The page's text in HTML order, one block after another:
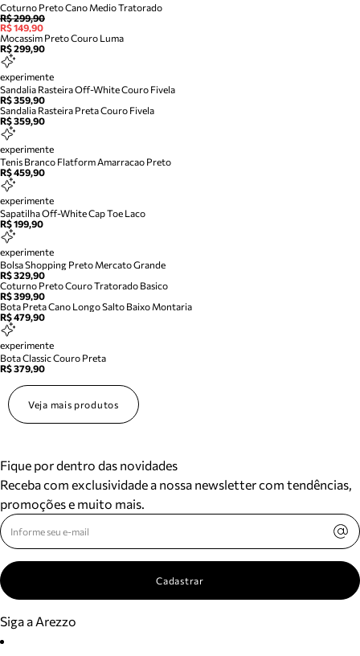
Coturno Preto Cano Medio Tratorado
R$ 299,90
R$ 149,90
Mocassim Preto Couro Luma
R$ 299,90
experimente
Sandalia Rasteira Off-White Couro Fivela
R$ 359,90
Sandalia Rasteira Preta Couro Fivela
R$ 359,90
experimente
Tenis Branco Flatform Amarracao Preto
R$ 459,90
experimente
Sapatilha Off-White Cap Toe Laco
R$ 199,90
experimente
Bolsa Shopping Preto Mercato Grande
R$ 329,90
Coturno Preto Couro Tratorado Basico
R$ 399,90
Bota Preta Cano Longo Salto Baixo Montaria
R$ 479,90
experimente
Bota Classic Couro Preta
R$ 379,90
Veja mais produtos
Fique por dentro das novidades
Receba com exclusividade a nossa newsletter com tendências,
promoções e muito mais.
Cadastrar
Siga a Arezzo